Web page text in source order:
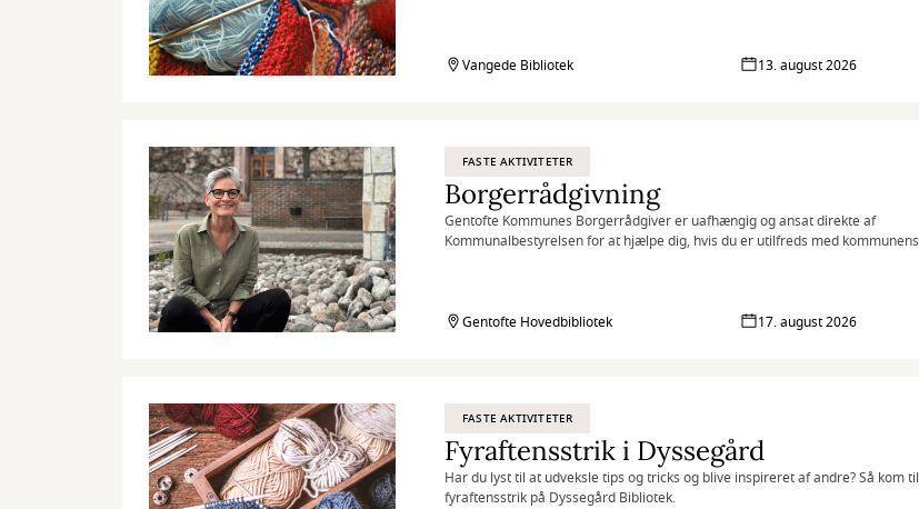
Vangede Bibliotek 13. august 2026
FASTE AKTIVITETER
Borgerrådgivning
Gentofte Kommunes Borgerrådgiver er uafhængig og ansat direkte af
Kommunalbestyrelsen for at hjælpe dig, hvis du er utilfreds med kommunens
Gentofte Hovedbibliotek 17. august 2026
FASTE AKTIVITETER
Fyraftensstrik i Dyssegård
Har du lyst til at udveksle tips og tricks og blive inspireret af andre? Så kom til
fyraftensstrik på Dyssegård Bibliotek.